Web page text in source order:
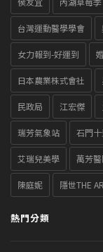
台灣運動醫學學會
女力報到-好運到
日本農業株式會社
民政局 江宏傑
瑞芳氣象站 石門
艾瑞兒美學 萬芳
陳庭妮 隱世THE
熱門分類